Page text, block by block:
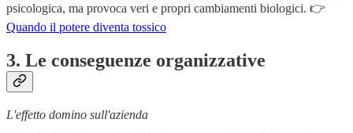
psicologica, ma provoca veri e propri cambiamenti biologici. 👉
Quando il potere diventa tossico
3. Le conseguenze organizzative
L'effetto domino sull'azienda